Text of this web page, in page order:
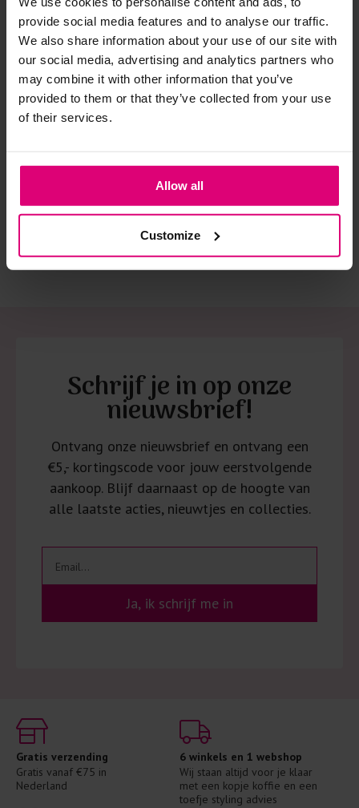
provide social media features and to analyse our traffic.
We also share information about your use of our site with
our social media, advertising and analytics partners who
may combine it with other information that you’ve
provided to them or that they’ve collected from your use
of their services.
Allow all
Customize
Strijkijzer/droogtrommel:
Kledingstukken met elastine zijn niet bestand tegen de hitte
van het strijkijzer en/of de droogtrommel. Ook in veel
spijkerbroeken is elastine (stretch) verwerkt en mogen dus
Schrijf je in op onze
nieuwsbrief!
Ontvang onze nieuwsbrief en ontvang een
€5,- kortingscode voor jouw eerstvolgende
aankoop. Blijf daarnaast op de hoogte van
alle laatste acties, nieuwtjes en collecties.
Ja, ik schrijf me in
Gratis verzending
Gratis vanaf €75 in
Nederland
6 winkels en 1 webshop
Wij staan altijd voor je klaar
met een kopje koffie en een
toefje styling advies